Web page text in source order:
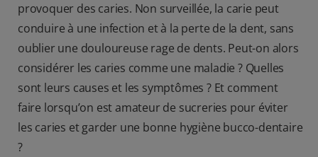
provoquer des caries. Non surveillée, la carie peut
conduire à une infection et à la perte de la dent, sans
oublier une douloureuse rage de dents. Peut-on alors
considérer les caries comme une maladie ? Quelles
sont leurs causes et les symptômes ? Et comment
faire lorsqu’on est amateur de sucreries pour éviter
les caries et garder une bonne hygiène bucco-dentaire
?